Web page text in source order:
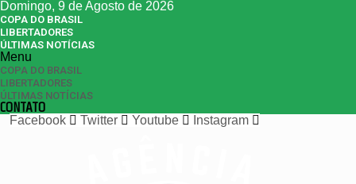
Domingo, 9 de Agosto de 2026
COPA DO BRASIL
LIBERTADORES
ÚLTIMAS NOTÍCIAS
Menu
COPA DO BRASIL
LIBERTADORES
ÚLTIMAS NOTÍCIAS
CONTATO
Facebook
Twitter Youtube Instagram